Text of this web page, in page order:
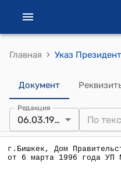
Главная ›
Документ
Редакция
06.03.1996